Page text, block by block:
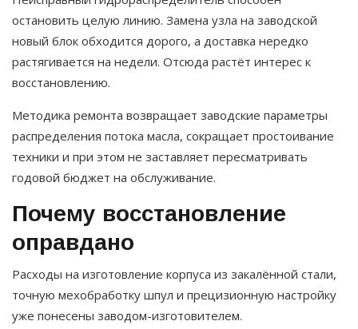
остановить целую линию. Замена узла на заводской
новый блок обходится дорого, а доставка нередко
растягивается на недели. Отсюда растёт интерес к
восстановлению.
Методика ремонта возвращает заводские параметры
распределения потока масла, сокращает простоивание
техники и при этом не заставляет пересматривать
годовой бюджет на обслуживание.
Почему восстановление
оправдано
Расходы на изготовление корпуса из закалённой стали,
точную мехобработку шпул и прецизионную настройку
уже понесены заводом-изготовителем.